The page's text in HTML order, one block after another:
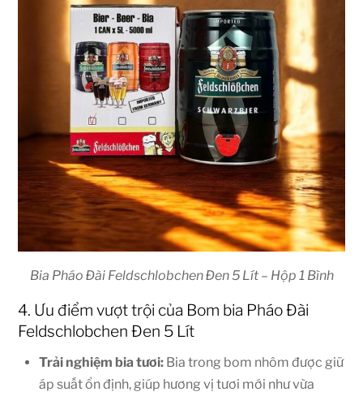
Bia Pháo Đài Feldschlobchen Đen 5 Lít – Hộp 1 Bình
4. Ưu điểm vượt trội của Bom bia Pháo Đài
Feldschlobchen Đen 5 Lít
Trải nghiệm bia tươi: Bia trong bom nhôm được giữ
áp suất ổn định, giúp hương vị tươi mới như vừa